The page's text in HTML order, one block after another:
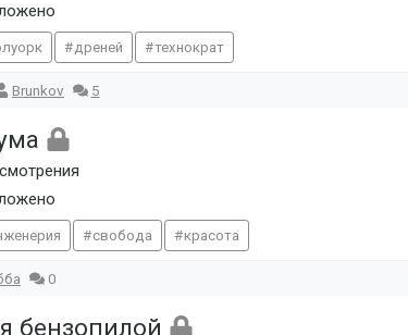
дреней технократ
Brunkov 5
свобода красота
0
бензопилой